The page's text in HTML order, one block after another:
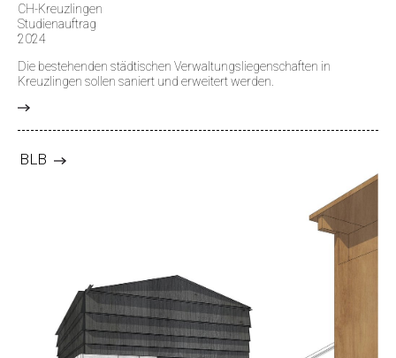
CH-Kreuzlingen
Studienauftrag
2024
Die bestehenden städtischen Verwaltungsliegenschaften in
Kreuzlingen sollen saniert und erweitert werden.
BLB